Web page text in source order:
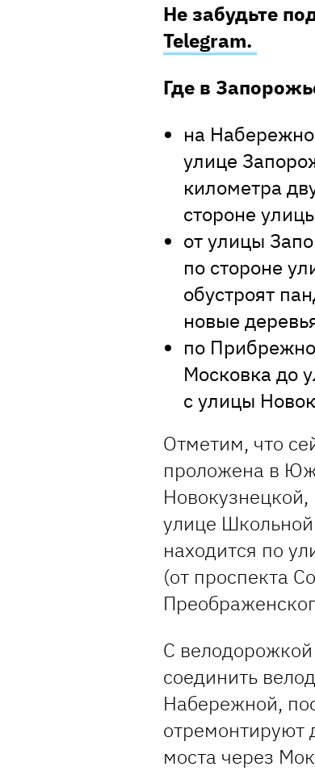
Не забудьте
Telegram.
Где в
на
улице
километра
стороне
от улицы
по стороне
обустроят
новые
по
Московка до
с улицы
Отметим, что
проложена в
улице
находится по
(от проспекта
С
соединить
Набережной,
отремонтируют
моста через